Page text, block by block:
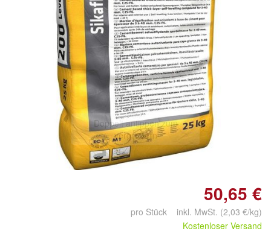
Doppelt antippen zum
vergrößern
50,65 €
pro Stück inkl. MwSt. (2,03 €/kg)
Kostenloser Versand